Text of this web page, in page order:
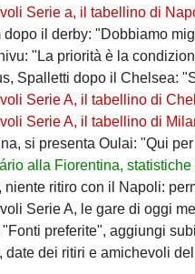
Serie a, il tabellino di
il derby: "Dobbiamo
"La priorità è la
Spalletti dopo il Chelsea:
Serie A, il tabellino di
Serie A, il tabellino di
si presenta Oulai: "Qui
alla Fiorentina,
ritiro con il Napoli:
Serie A, le gare di oggi
preferite", aggiungi subito
dei ritiri e amichevoli delle